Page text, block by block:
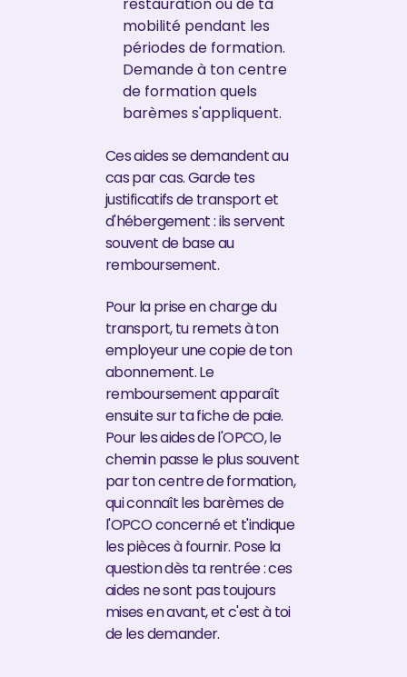
restauration ou de ta
mobilité pendant les
périodes de formation.
Demande à ton centre
de formation quels
barèmes s'appliquent.
Ces aides se demandent au
cas par cas. Garde tes
justificatifs de transport et
d'hébergement : ils servent
souvent de base au
remboursement.
Pour la prise en charge du
transport, tu remets à ton
employeur une copie de ton
abonnement. Le
remboursement apparaît
ensuite sur ta fiche de paie.
Pour les aides de l'OPCO, le
chemin passe le plus souvent
par ton centre de formation,
qui connaît les barèmes de
l'OPCO concerné et t'indique
les pièces à fournir. Pose la
question dès ta rentrée : ces
aides ne sont pas toujours
mises en avant, et c'est à toi
de les demander.